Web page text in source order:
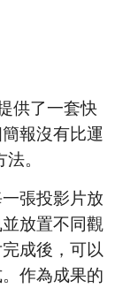
供了一套快
報沒有比運
。
張投影片放
放置不同觀
成後，可以
作為成果的